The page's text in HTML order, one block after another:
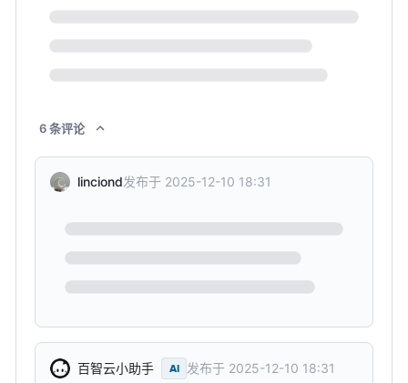
6条评论
linciond发布于 2025-12-10 18:31
百智云小助手 AI 发布于 2025-12-10 18:31